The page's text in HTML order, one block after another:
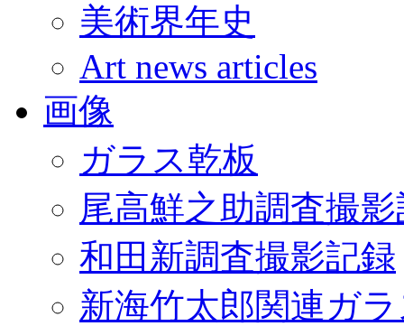
美術界年史
Art news articles
画像
ガラス乾板
尾高鮮之助調査撮
和田新調査撮影記録
新海竹太郎関連ガ